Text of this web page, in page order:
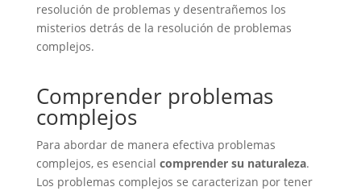
resolución de problemas y desentrañemos los
misterios detrás de la resolución de problemas
complejos.
Comprender problemas
complejos
Para abordar de manera efectiva problemas
complejos, es esencial comprender su naturaleza.
Los problemas complejos se caracterizan por tener